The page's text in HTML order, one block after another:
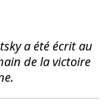
a été écrit au
de la victoire